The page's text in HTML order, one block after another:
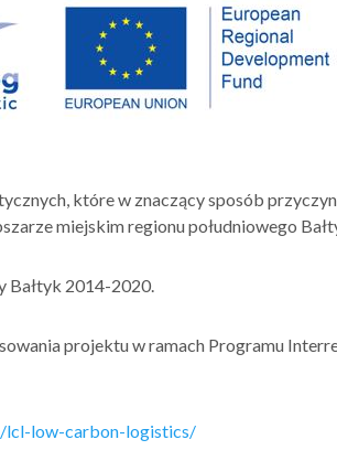
które w znaczący sposób
miejskim regionu południowego
Bałtyk 2014-2020.
projektu w ramach Programu
lcl-low-carbon-logistics/